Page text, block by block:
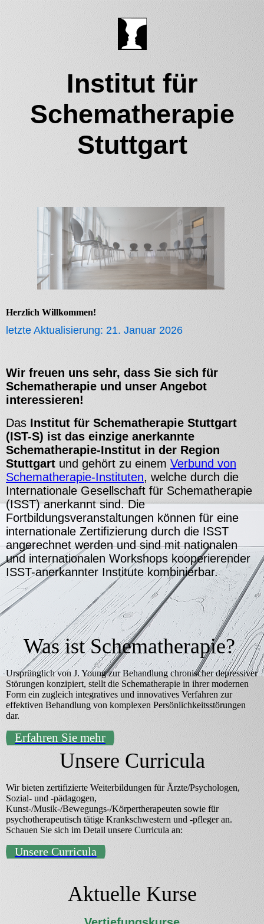
Institut für
Schematherapie
Stuttgart
Herzlich Willkommen!
letzte Aktualisierung: 21. Januar 2026
Wir freuen uns sehr, dass Sie sich für
Schematherapie und unser Angebot
interessieren!
Das Institut für Schematherapie Stuttgart
(IST-S) ist das einzige anerkannte
Schematherapie-Institut in der Region
Stuttgart und gehört zu einem Verbund von
Schematherapie-Instituten, welche durch die
Internationale Gesellschaft für Schematherapie
(ISST) anerkannt sind. Die
Fortbildungsveranstaltungen können für eine
internationale Zertifizierung durch die ISST
angerechnet werden und sind mit nationalen
und internationalen Workshops kooperierender
ISST-anerkannter Institute kombinierbar.
Was ist Schematherapie?
Ursprünglich von J. Young zur Behandlung chronischer depressiver
Störungen konzipiert, stellt die Schematherapie in ihrer modernen
Form ein zugleich integratives und innovatives Verfahren zur
effektiven Behandlung von komplexen Persönlichkeitsstörungen
dar.
Erfahren Sie mehr
Unsere Curricula
Wir bieten zertifizierte Weiterbildungen für Ärzte/Psychologen,
Sozial- und -pädagogen,
Kunst-/Musik-/Bewegungs-/Körpertherapeuten sowie für
psychotherapeutisch tätige Krankschwestern und -pfleger an.
Schauen Sie sich im Detail unsere Curricula an:
Unsere Curricula
Aktuelle Kurse